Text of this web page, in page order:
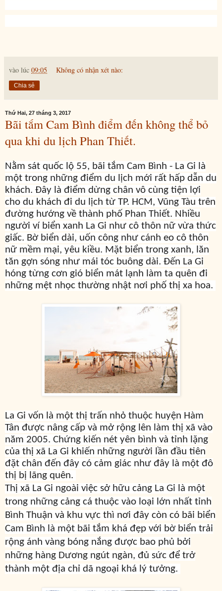
vào lúc 09:05 Không có nhận xét nào:
Chia sẻ
Thứ Hai, 27 tháng 3, 2017
Bãi tắm Cam Bình điểm đến không thể bỏ
qua khi du lịch Phan Thiết.
Nằm sát quốc lộ 55, bãi tắm Cam Bình - La Gi là
một trong những điểm du lịch mới rất hấp dẫn du
khách. Đây là điểm dừng chân vô cùng tiện lợi
cho du khách đi du lịch từ TP. HCM, Vũng Tàu trên
đường hướng về thành phố Phan Thiết. Nhiều
người ví biển xanh La Gi như cô thôn nữ vừa thức
giấc. Bờ biển dài, uốn công như cánh eo cô thôn
nữ mềm mại, yêu kiều. Mặt biển trong xanh, lăn
tăn gợn sóng như mái tóc buông dài. Đến La Gi
hóng từng cơn gió biển mát lạnh làm ta quên đi
những mệt nhọc thường nhật nơi phố thị xa hoa.
La Gi vốn là một thị trấn nhỏ thuộc huyện Hàm
Tân được nâng cấp và mở rộng lên làm thị xã vào
năm 2005. Chứng kiến nét yên bình và tỉnh lặng
của thị xã La Gi khiến những người lần đầu tiên
đặt chân đến đây có cảm giác như đây là một đô
thị bị lãng quên.
Thị xã La Gi ngoài việc sở hữu cảng La Gi là một
trong những cảng cá thuộc vào loại lớn nhất tỉnh
Bình Thuận và khu vực thì nơi đây còn có bãi biển
Cam Bình là một bãi tắm khá đẹp với bờ biển trải
rộng ánh vàng bóng nắng được bao phủ bởi
những hàng Dương ngút ngàn, đủ sức để trở
thành một địa chỉ dã ngoại khá lý tưởng.